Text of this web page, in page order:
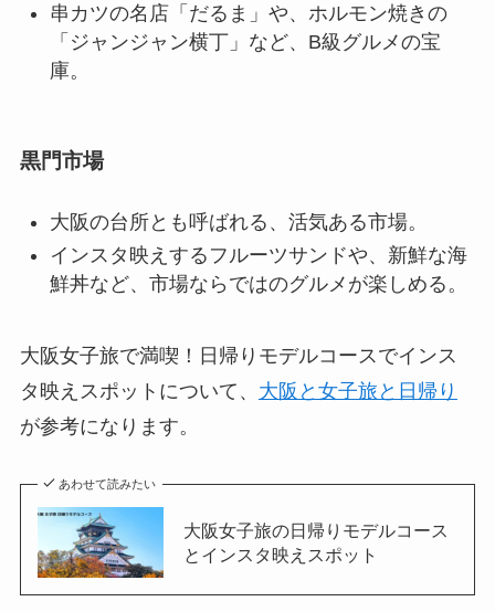
串カツの名店「だるま」や、ホルモン焼きの
「ジャンジャン横丁」など、B級グルメの宝
庫。
黒門市場
大阪の台所とも呼ばれる、活気ある市場。
インスタ映えするフルーツサンドや、新鮮な海
鮮丼など、市場ならではのグルメが楽しめる。
大阪女子旅で満喫！日帰りモデルコースでインス
タ映えスポットについて、 大阪と女子旅と日帰り
が参考になります。
あわせて読みたい
大阪女子旅の日帰りモデルコース
とインスタ映えスポット